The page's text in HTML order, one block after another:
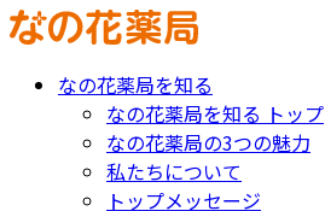
なの花薬局を知る
なの花薬局を知る トップ
なの花薬局の3つの魅力
私たちについて
トップメッセージ